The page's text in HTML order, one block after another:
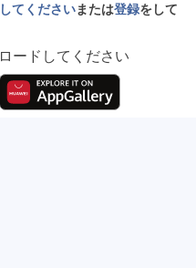
てくださいまたは登録をして
ードしてください